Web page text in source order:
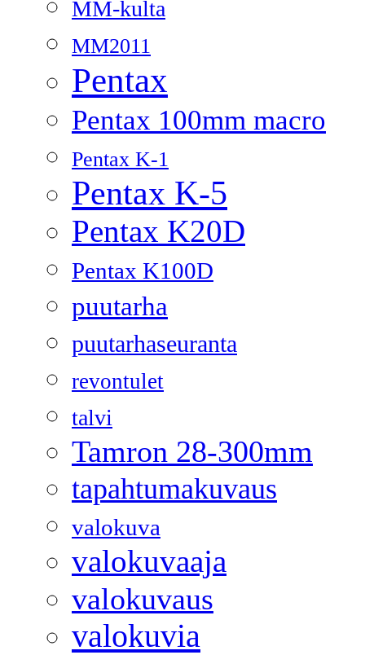
MM-kulta
MM2011
Pentax
Pentax 100mm macro
Pentax K-1
Pentax K-5
Pentax K20D
Pentax K100D
puutarha
puutarhaseuranta
revontulet
talvi
Tamron 28-300mm
tapahtumakuvaus
valokuva
valokuvaaja
valokuvaus
valokuvia